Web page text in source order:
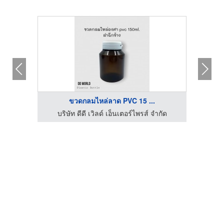
ขวดกลมไหล่ลาด PVC 15 ...
บริษัท ดีดี เวิลด์ เอ็นเตอร์ไพรส์ จำกัด